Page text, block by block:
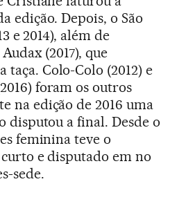
edição. Depois, o São
e 2014), além de
(2017), que
Colo-Colo (2012) e
foram os outros
na edição de 2016 uma
disputou a final. Desde o
feminina teve o
e disputado em no
sede.